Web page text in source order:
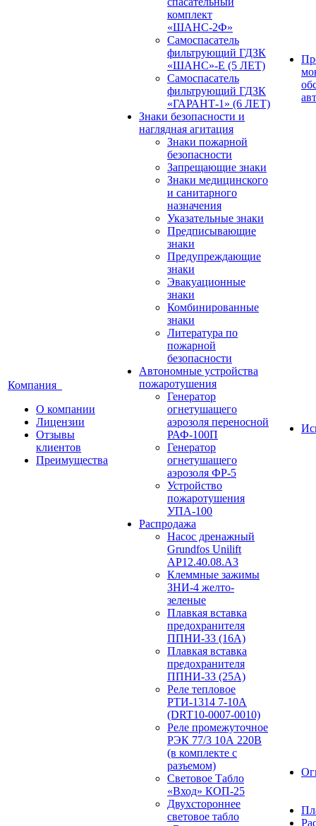
Компания
О компании
Лицензии
Отзывы
клиентов
Преимущества
комплект
«ШАНС-2Ф»
Самоспасатель
фильтрующий ГДЗК
«ШАНС»-Е (5 ЛЕТ)
Самоспасатель
фильтрующий ГДЗК
«ГАРАНТ-1» (6 ЛЕТ)
Знаки безопасности и
наглядная агитация
Знаки пожарной
безопасности
Запрещающие знаки
Знаки медицинского
и санитарного
назначения
Указательные знаки
Предписывающие
знаки
Предупреждающие
знаки
Эвакуационные
знаки
Комбинированные
знаки
Литература по
пожарной
безопасности
Автономные устройства
пожаротушения
Генератор
огнетушащего
аэрозоля переносной
РАФ-100П
Генератор
огнетушащего
аэрозоля ФР-5
Устройство
пожаротушения
УПА-100
Распродажа
Насос дренажный
Grundfos Unilift
АP12.40.08.A3
Клеммные зажимы
ЗНИ-4 желто-
зеленые
Плавкая вставка
предохранителя
ППНИ-33 (16А)
Плавкая вставка
предохранителя
ППНИ-33 (25А)
Реле тепловое
РТИ-1314 7-10А
(DRT10-0007-0010)
Реле промежуточное
РЭК 77/3 10А 220В
(в комплекте с
разъемом)
Световое Табло
«Вход» КОП-25
Двухстороннее
световое табло